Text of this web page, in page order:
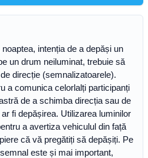
intenția de a depăși un
un drum neiluminat, trebuie să
direcție (semnalizatoarele).
a comunica celorlalți participanți
de a schimba direcția sau de
fi depășirea. Utilizarea luminilor
a avertiza vehiculul din față
că vă pregătiți să depășiți. Pe
este și mai important,